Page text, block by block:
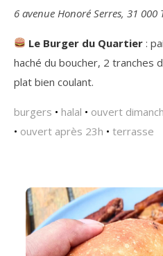
6 avenue Honoré Serres, 31 000
Le Burger du Quartier:
haché du boucher, 2 tranches
plat bien coulant.
burgers • halal • ouvert
• ouvert après 23h • terrasse